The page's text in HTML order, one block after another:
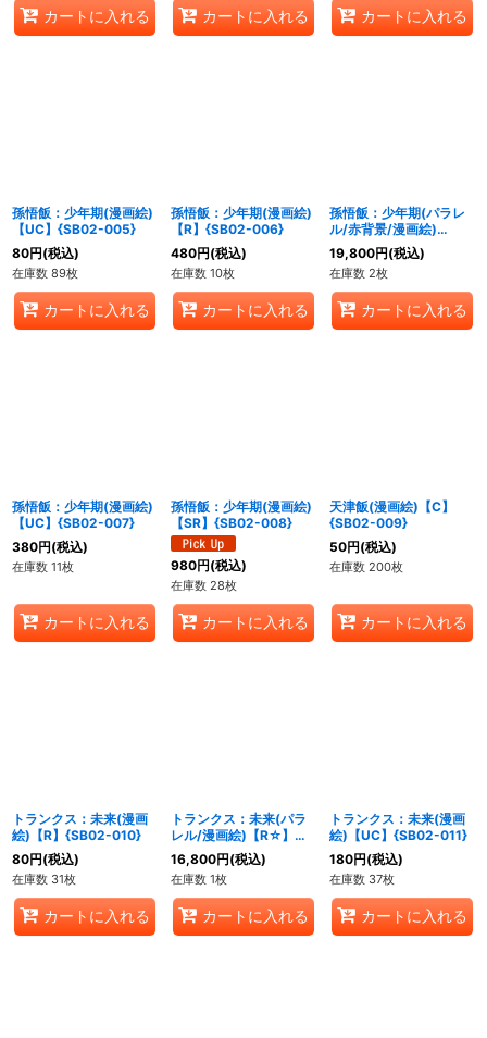
カートに入れる カートに入れる カートに入れる
孫悟飯：少年期(漫画絵)
【UC】{SB02-005}
80円(税込)
在庫数 89枚
カートに入れる
孫悟飯：少年期(漫画絵)
【R】{SB02-006}
480円(税込)
在庫数 10枚
カートに入れる
孫悟飯：少年期(パラレ
ル/赤背景/漫画絵)
【R☆】{SB02-006}
19,800円(税込)
在庫数 2枚
カートに入れる
孫悟飯：少年期(漫画絵)
【UC】{SB02-007}
380円(税込)
在庫数 11枚
カートに入れる
孫悟飯：少年期(漫画絵)
【SR】{SB02-008}
980円(税込)
在庫数 28枚
カートに入れる
天津飯(漫画絵)【C】
{SB02-009}
50円(税込)
在庫数 200枚
カートに入れる
トランクス：未来(漫画
絵)【R】{SB02-010}
80円(税込)
在庫数 31枚
カートに入れる
トランクス：未来(パラ
レル/漫画絵)【R☆】
{SB02-010}
16,800円(税込)
在庫数 1枚
カートに入れる
トランクス：未来(漫画
絵)【UC】{SB02-011}
180円(税込)
在庫数 37枚
カートに入れる